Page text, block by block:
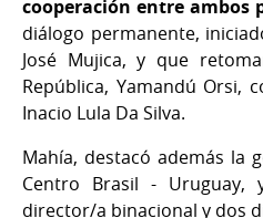
cooperación entre ambos
diálogo permanente,
José Mujica, y que
República, Yamandú Orsi,
Inacio Lula Da Silva.
Mahía, destacó además la
Centro Brasil -
director/a binacional y dos